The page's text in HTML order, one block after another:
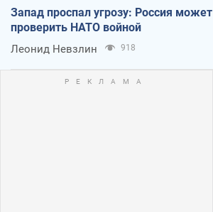
Запад проспал угрозу: Россия может
проверить НАТО войной
Леонид Невзлин 918